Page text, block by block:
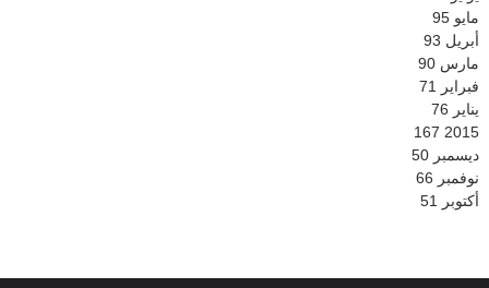
مايو 95
أبريل 93
مارس 90
فبراير
71
يناير 76
2015
167
ديسمبر 50
نوفمبر 66
أكتوبر
51